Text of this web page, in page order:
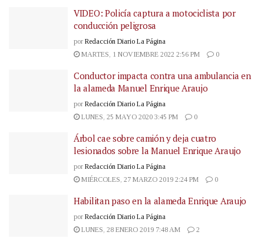
VIDEO: Policía captura a motociclista por
conducción peligrosa
por Redacción Diario La Página
MARTES, 1 NOVIEMBRE 2022 2:56 PM
0
Conductor impacta contra una ambulancia en
la alameda Manuel Enrique Araujo
por Redacción Diario La Página
LUNES, 25 MAYO 2020 3:45 PM
0
Árbol cae sobre camión y deja cuatro
lesionados sobre la Manuel Enrique Araujo
por Redacción Diario La Página
MIÉRCOLES, 27 MARZO 2019 2:24 PM
0
Habilitan paso en la alameda Enrique Araujo
por Redacción Diario La Página
LUNES, 28 ENERO 2019 7:48 AM
2